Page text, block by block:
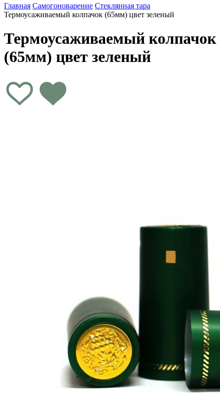
Главная Самогоноварение Стеклянная тара
Термоусаживаемый колпачок (65мм) цвет зеленый
Термоусаживаемый колпачок
(65мм) цвет зеленый